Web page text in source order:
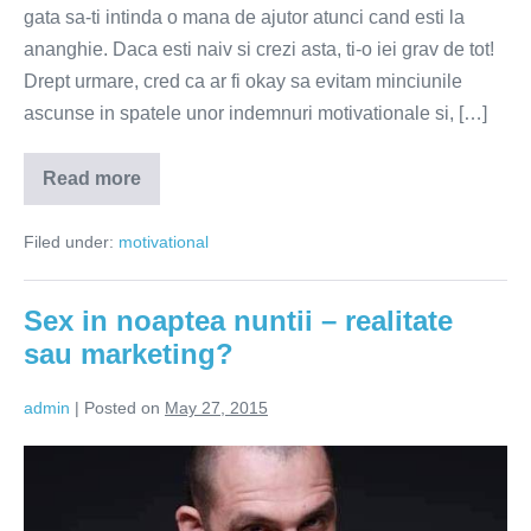
gata sa-ti intinda o mana de ajutor atunci cand esti la
ananghie. Daca esti naiv si crezi asta, ti-o iei grav de tot!
Drept urmare, cred ca ar fi okay sa evitam minciunile
ascunse in spatele unor indemnuri motivationale si, […]
Read more
Daca
nu
cauta,
te
Filed under: motivational
Sex in noaptea nuntii – realitate
sau marketing?
admin | Posted on May 27, 2015